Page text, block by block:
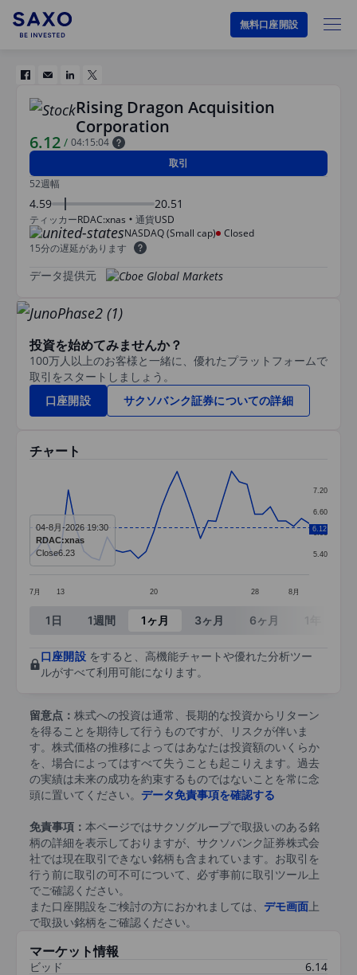
無料口座開設
Rising Dragon Acquisition
Corporation
6.12 / 04:15:04
取引
52週幅
4.59 20.51
ティッカーRDAC:xnas 通貨USD
NASDAQ (Small cap)
Closed
15分の遅延があります
データ提供元
投資を始めてみませんか？
100万人以上のお客様と一緒に、優れたプラットフォームで
取引をスタートしましょう。
口座開設
サクソバンク証券についての詳細
チャート
Line chart with 37 data points.
The chart has 1 X axis displaying categories.
The chart has 1 Y axis displaying values. Data
7月 13 20 28 8月
5.40
6.00
6.60
7.20
6.12
04-8月-2026 19:30
RDAC:xnas
Close6.23
End of interactive chart.
1日 1週間 1ヶ月 3ヶ月 6ヶ月
口座開設をすると、高機能チャートや優れた分析ツー
ルがすべて利用可能になります。
留意点： 株式への投資は通常、長期的な投資からリターン
を得ることを期待して行うものですが、リスクが伴いま
す。株式価格の推移によってはあなたは投資額のいくらか
を、場合によってはすべて失うことも起こりえます。過去
の実績は未来の成功を約束するものではないことを常に念
頭に置いてください。 データ免責事項を確認する
免責事項： 本ページではサクソグループで取扱いのある銘
柄の詳細を表示しておりますが、サクソバンク証券株式会
社では現在取引できない銘柄も含まれています。お取引を
行う前に取引の可不可について、必ず事前に取引ツール上
でご確認ください。
また口座開設をご検討の方におかれましては、 デモ画面 上
で取扱い銘柄をご確認ください。
マーケット情報
ビッド
6.14